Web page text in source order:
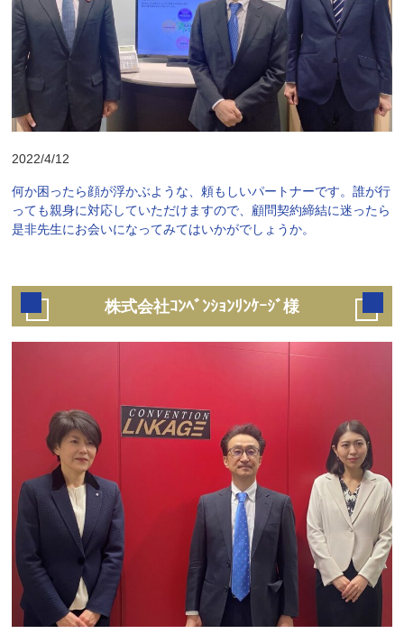
2022/4/12
何か困ったら顔が浮かぶような、頼もしいパートナーです。誰が行
っても親身に対応していただけますので、顧問契約締結に迷ったら
是非先生にお会いになってみてはいかがでしょうか。
株式会社ｺﾝﾍﾞﾝｼｮﾝﾘﾝｹｰｼﾞ様